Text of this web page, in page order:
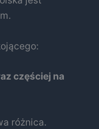
częściej na
różnica.